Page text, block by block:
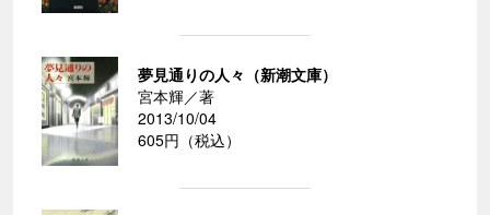
夢見通りの人々（新潮文庫）
宮本輝／著
2013/10/04
605円（税込）